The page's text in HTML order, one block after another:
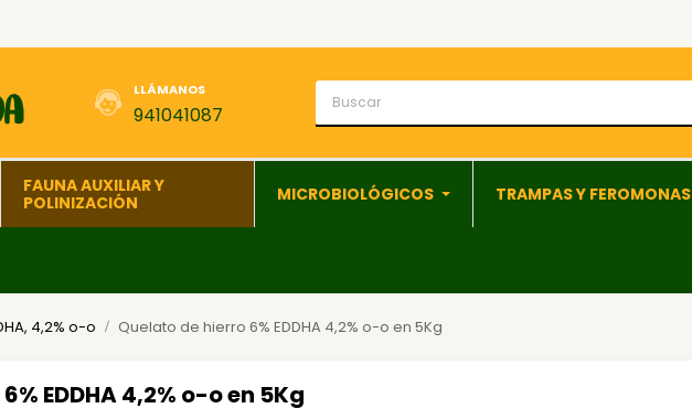
LLÁMANOS
941041087
FAUNA AUXILIAR Y
POLINIZACIÓN
MICROBIOLÓGICOS TRAMPAS Y FEROMONAS
4,2% o-o Quelato de hierro 6% EDDHA 4,2% o-o en 5Kg
EDDHA 4,2% o-o en 5Kg